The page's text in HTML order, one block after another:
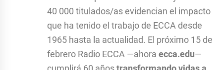
40 000 titulados/as evidencian el impacto
que ha tenido el trabajo de ECCA desde
1965 hasta la actualidad. El próximo 15 de
febrero Radio ECCA —ahora ecca.edu—